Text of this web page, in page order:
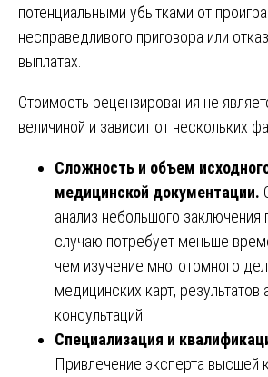
потенциальными убытками от
несправедливого приговора или
выплатах.
Стоимость рецензирования не
величиной и зависит от нескольких
Сложность и объем
медицинской документации.
анализ небольшого заключения
случаю потребует меньше
чем изучение многотомного
медицинских карт, результатов
консультаций.
Специализация и
Привлечение эксперта высшей